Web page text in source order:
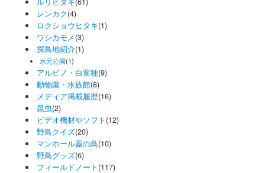
レンカク(4)
ロクショウヒタキ(1)
ワシカモメ(3)
探鳥地紹介(1)
水元公園(1)
アルビノ・白変種(9)
動物園・水族館(8)
メディア掲載履歴(16)
昆虫(2)
ビデオ機材やソフト (12)
野鳥クイズ(20)
マンホール蓋の鳥(10)
野鳥グッズ(6)
フィールドノート (117)